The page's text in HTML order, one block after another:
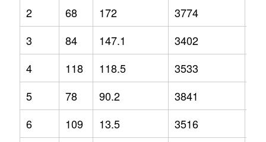
2
68 172 3774
3
84 147.1 3402
4
118 118.5 3533
5
78 90.2 3841
6
109 13.5 3516